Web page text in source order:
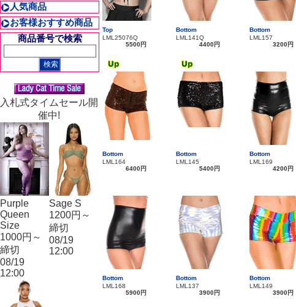
人気商品
お客様おすすめ商品
商品番号で検索
入札式タイムセール開
催中!
Purple
Queen
Size
1000円～
締切
08/19
12:00
Sage S
1200円～
締切
08/19
12:00
Top
LML25076Q
5500円
Bottom
LML141Q
4400円
Bottom
LML157
3200円
Bottom
LML164
6400円
Bottom
LML145
5400円
Bottom
LML169
4200円
Bottom
LML168
5900円
Bottom
LML137
3900円
Bottom
LML149
3900円